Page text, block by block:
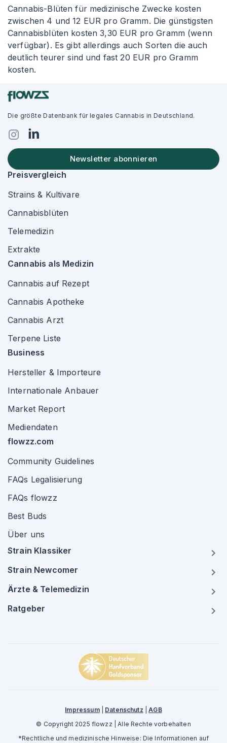
Cannabis-Blüten für medizinische Zwecke kosten
zwischen 4 und 12 EUR pro Gramm. Die günstigsten
Cannabisblüten kosten 3,30 EUR pro Gramm (wenn
verfügbar). Es gibt allerdings auch Sorten die auch
deutlich teurer sind und fast 20 EUR pro Gramm
kosten.
Die größte Datenbank für legales Cannabis in Deutschland.
Newsletter abonnieren
Preisvergleich
Strains & Kultivare
Cannabisblüten
Telemedizin
Extrakte
Cannabis als Medizin
Cannabis auf Rezept
Cannabis Apotheke
Cannabis Arzt
Terpene Liste
Business
Hersteller & Importeure
Internationale Anbauer
Market Report
Mediendaten
flowzz.com
Community Guidelines
FAQs Legalisierung
FAQs flowzz
Best Buds
Über uns
Strain Klassiker
Strain Newcomer
Ärzte & Telemedizin
Ratgeber
Impressum| Datenschutz |AGB
© Copyright 2025 flowzz | Alle Rechte vorbehalten
*Rechtliche und medizinische Hinweise: Die Informationen auf